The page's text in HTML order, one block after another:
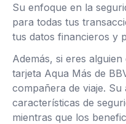
Su enfoque en la
para todas tus
tus datos financieros y
Además, si eres
tarjeta Aqua Más de
compañera de viaje.
características de
mientras que los